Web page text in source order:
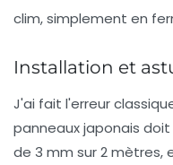
clim, simplement en
Installation et
J'ai fait l'erreur
panneaux japonais
de 3 mm sur 2 mètres,